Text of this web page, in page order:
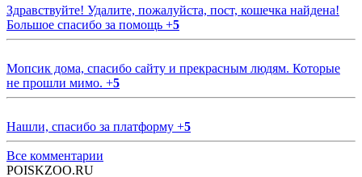
Здравствуйте! Удалите, пожалуйста, пост, кошечка найдена!
Большое спасибо за помощь +5
Мопсик дома, спасибо сайту и прекрасным людям. Которые
не прошли мимо. +5
Нашли, спасибо за платформу +5
Все комментарии
POISKZOO.RU